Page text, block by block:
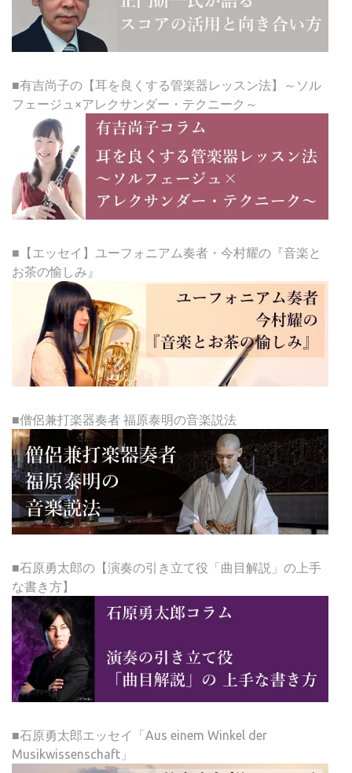
■有吉尚子の【耳を良くする管楽器レッスン法】～ソル
フェージュ×アレクサンダー・テクニーク～
■【エッセイ】ユーフォニアム奏者・今村耀の『音楽と
お茶の愉しみ』
■僧侶兼打楽器奏者 福原泰明の音楽説法
■石原勇太郎の【演奏の引き立て役「曲目解説」の上手
な書き方】
■石原勇太郎エッセイ「Aus einem Winkel der
Musikwissenschaft」